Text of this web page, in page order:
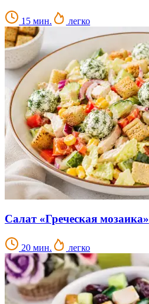
15 мин. легко
Салат «Греческая мозаика»
20 мин. легко